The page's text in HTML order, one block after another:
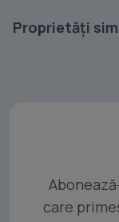
Proprietăți
care